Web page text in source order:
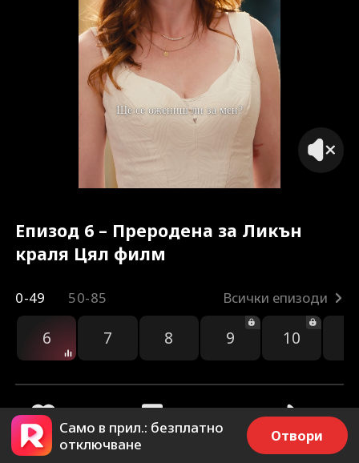
Епизод 6 – Преродена за Ликън
краля Цял филм
0-49 50-85 Всички епизоди
6 7 8 9 10
41 2.6k Споделяне
Само в прил.: безплатно
отключване
Отвори